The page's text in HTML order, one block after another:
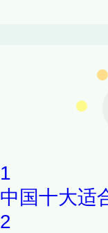
天竺岩
仙洞府
1
中国十大适
2